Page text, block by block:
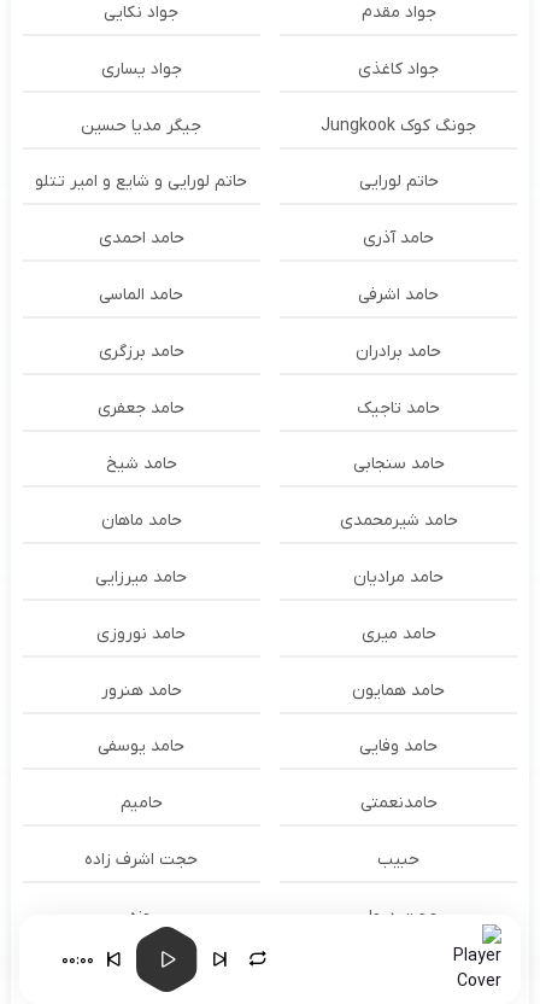
جواد مقدم جواد نکایی
جواد کاغذی جواد یساری
جونگ کوک Jungkook جیگر مدیا حسین
حاتم لورایی حاتم لورایی و شایع و امیر تتلو
حامد آذری حامد احمدی
حامد اشرفی حامد الماسی
حامد برادران حامد برزگری
حامد تاجیک حامد جعفری
حامد سنجابی حامد شیخ
حامد شیرمحمدی حامد ماهان
حامد مرادیان حامد میرزایی
حامد میری حامد نوروزی
حامد همایون حامد هنرور
حامد وفایی حامد یوسفی
حامدنعمتی حامیم
حبیب حجت اشرف زاده
حجت درولی حزه
حسام الدين سراج حسام الدین سراج
00:00